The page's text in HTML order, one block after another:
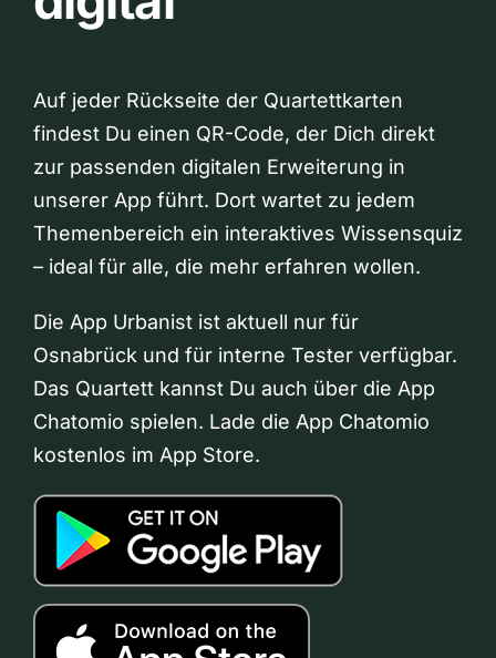
Auf jeder Rückseite der Quartettkarten
findest Du einen QR-Code, der Dich direkt
zur passenden digitalen Erweiterung in
unserer App führt. Dort wartet zu jedem
Themenbereich ein interaktives Wissensquiz
– ideal für alle, die mehr erfahren wollen.
Die App Urbanist ist aktuell nur für
Osnabrück und für interne Tester verfügbar.
Das Quartett kannst Du auch über die App
Chatomio spielen. Lade die App Chatomio
kostenlos im App Store.